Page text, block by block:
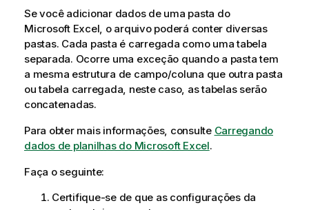
Se você adicionar dados de uma pasta do
Microsoft Excel, o arquivo poderá conter diversas
pastas. Cada pasta é carregada como uma tabela
separada. Ocorre uma exceção quando a pasta tem
a mesma estrutura de campo/coluna que outra pasta
ou tabela carregada, neste caso, as tabelas serão
concatenadas.
Para obter mais informações, consulte Carregando
dados de planilhas do Microsoft Excel.
Faça o seguinte:
Certifique-se de que as configurações da